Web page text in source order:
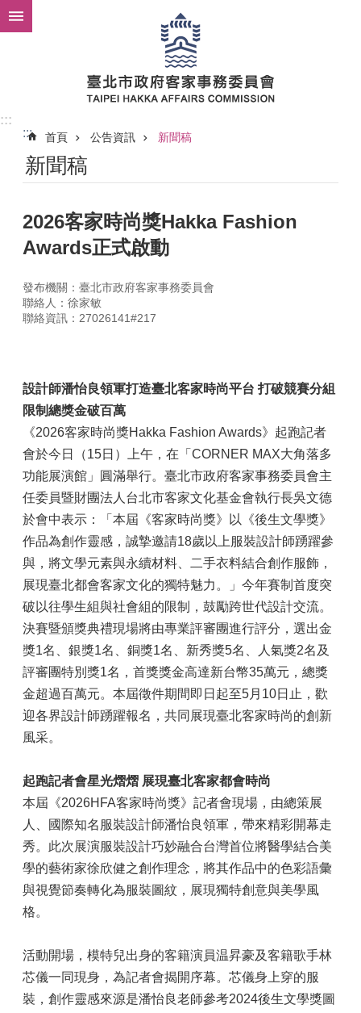
跳到主要內容區塊
:::
:::
首頁 公告資訊 新聞稿
新聞稿
2026客家時尚獎Hakka Fashion
Awards正式啟動
發布機關：臺北市政府客家事務委員會
聯絡人：徐家敏
聯絡資訊：27026141#217
設計師潘怡良領軍打造臺北客家時尚平台 打破競賽分組
限制總獎金破百萬
《2026客家時尚獎Hakka Fashion Awards》起跑記者
會於今日（15日）上午，在「CORNER MAX大角落多
功能展演館」圓滿舉行。臺北市政府客家事務委員會主
任委員暨財團法人台北市客家文化基金會執行長吳文德
於會中表示：「本屆《客家時尚獎》以《後生文學獎》
作品為創作靈感，誠摯邀請18歲以上服裝設計師踴躍參
與，將文學元素與永續材料、二手衣料結合創作服飾，
展現臺北都會客家文化的獨特魅力。」今年賽制首度突
破以往學生組與社會組的限制，鼓勵跨世代設計交流。
決賽暨頒獎典禮現場將由專業評審團進行評分，選出金
獎1名、銀獎1名、銅獎1名、新秀獎5名、人氣獎2名及
評審團特別獎1名，首獎獎金高達新台幣35萬元，總獎
金超過百萬元。本屆徵件期間即日起至5月10日止，歡
迎各界設計師踴躍報名，共同展現臺北客家時尚的創新
風采。
起跑記者會星光熠熠 展現臺北客家都會時尚
本屆《2026HFA客家時尚獎》記者會現場，由總策展
人、國際知名服裝設計師潘怡良領軍，帶來精彩開幕走
秀。此次展演服裝設計巧妙融合台灣首位將醫學結合美
學的藝術家徐欣健之創作理念，將其作品中的色彩語彙
與視覺節奏轉化為服裝圖紋，展現獨特創意與美學風
格。
活動開場，模特兒出身的客籍演員温昇豪及客籍歌手林
芯儀一同現身，為記者會揭開序幕。芯儀身上穿的服
裝，創作靈感來源是潘怡良老師參考2024後生文學獎圖